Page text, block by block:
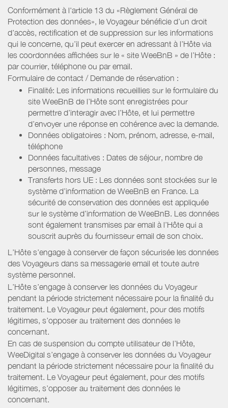
Conformément à l'article 13 du «Règlement Général de
Protection des données», le Voyageur bénéficie d’un droit
d’accès, rectification et de suppression sur les informations
qui le concerne, qu’il peut exercer en adressant à l’Hôte via
les coordonnées affichées sur le « site WeeBnB » de l’Hôte :
par courrier, téléphone ou par email.
Formulaire de contact / Demande de réservation :
Finalité: Les informations recueillies sur le formulaire du
site WeeBnB de l’Hôte sont enregistrées pour
permettre d’interagir avec l’Hôte, et lui permettre
d’envoyer une réponse en cohérence avec la demande.
Données obligatoires : Nom, prénom, adresse, e-mail,
téléphone
Données facultatives : Dates de séjour, nombre de
personnes, message
Transferts hors UE : Les données sont stockées sur le
système d’information de WeeBnB en France. La
sécurité de conservation des données est appliquée
sur le système d’information de WeeBnB. Les données
sont également transmises par email à l’Hôte qui a
souscrit auprès du fournisseur email de son choix.
L’Hôte s’engage à conserver de façon sécurisée les données
des Voyageurs dans sa messagerie email et toute autre
système personnel.
L’Hôte s’engage à conserver les données du Voyageur
pendant la période strictement nécessaire pour la finalité du
traitement. Le Voyageur peut également, pour des motifs
légitimes, s’opposer au traitement des données le
concernant.
En cas de suspension du compte utilisateur de l’Hôte,
WeeDigital s’engage à conserver les données du Voyageur
pendant la période strictement nécessaire pour la finalité du
traitement. Le Voyageur peut également, pour des motifs
légitimes, s’opposer au traitement des données le
concernant.